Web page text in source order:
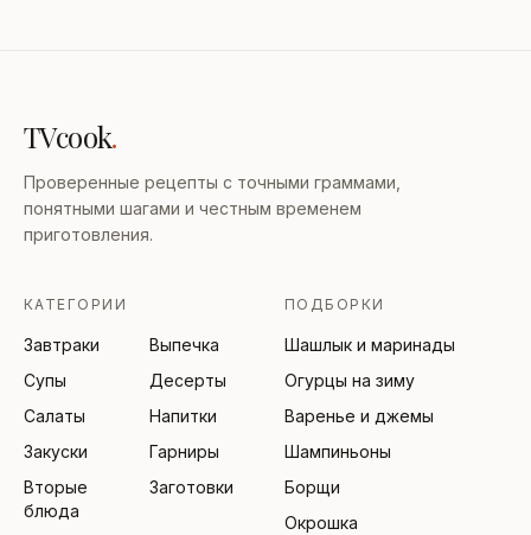
TVcook.
Проверенные рецепты с точными граммами,
понятными шагами и честным временем
приготовления.
КАТЕГОРИИ
Завтраки
Выпечка
Супы
Десерты
Салаты
Напитки
Закуски
Гарниры
Вторые
блюда
Заготовки
ПОДБОРКИ
Шашлык и маринады
Огурцы на зиму
Варенье и джемы
Шампиньоны
Борщи
Окрошка